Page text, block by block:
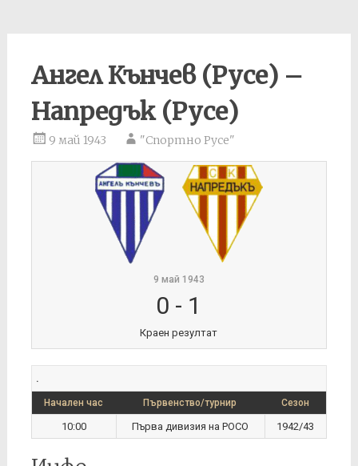
Ангел Кънчев (Русе) –
Напредък (Русе)
9 май 1943 "Спортно Русе"
9 май 1943
0 - 1
Краен резултат
.
Начален час Първенство/турнир Сезон
10:00 Първа дивизия на РОСО 1942/43